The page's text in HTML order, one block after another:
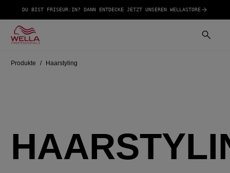
DU BIST FRISEUR:IN? DANN ENTDECKE JETZT UNSEREN WELLASTORE
Produkte Haarstyling